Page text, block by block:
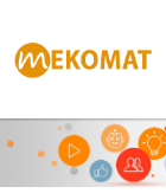
Inhalt
springen